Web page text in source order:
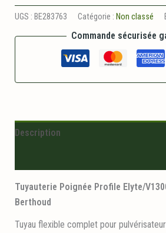
Poignée
Elyte/V1300/V2000
UGS : BE283763 Catégorie : Non classé
Commande sécurisée
Description
Tuyauterie Poignée Profile Elyte/
Berthoud
Tuyau flexible complet pour